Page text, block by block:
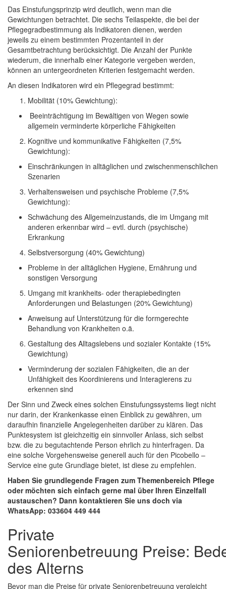
Das Einstufungsprinzip wird deutlich, wenn man die
Gewichtungen betrachtet. Die sechs Teilaspekte, die bei der
Pflegegradbestimmung als Indikatoren dienen, werden
jeweils zu einem bestimmten Prozentanteil in der
Gesamtbetrachtung berücksichtigt. Die Anzahl der Punkte
wiederum, die innerhalb einer Kategorie vergeben werden,
können an untergeordneten Kriterien festgemacht werden.
An diesen Indikatoren wird ein Pflegegrad bestimmt:
Mobilität (10% Gewichtung):
Beeinträchtigung im Bewältigen von Wegen sowie
allgemein verminderte körperliche Fähigkeiten
Kognitive und kommunikative Fähigkeiten (7,5%
Gewichtung):
Einschränkungen in alltäglichen und zwischenmenschlichen
Szenarien
Verhaltensweisen und psychische Probleme (7,5%
Gewichtung):
Schwächung des Allgemeinzustands, die im Umgang mit
anderen erkennbar wird – evtl. durch (psychische)
Erkrankung
Selbstversorgung (40% Gewichtung)
Probleme in der alltäglichen Hygiene, Ernährung und
sonstigen Versorgung
Umgang mit krankheits- oder therapiebedingten
Anforderungen und Belastungen (20% Gewichtung)
Anweisung auf Unterstützung für die formgerechte
Behandlung von Krankheiten o.ä.
Gestaltung des Alltagslebens und sozialer Kontakte (15%
Gewichtung)
Verminderung der sozialen Fähigkeiten, die an der
Unfähigkeit des Koordinierens und Interagierens zu
erkennen sind
Der Sinn und Zweck eines solchen Einstufungssystems liegt nicht
nur darin, der Krankenkasse einen Einblick zu gewähren, um
daraufhin finanzielle Angelegenheiten darüber zu klären. Das
Punktesystem ist gleichzeitig ein sinnvoller Anlass, sich selbst
bzw. die zu begutachtende Person ehrlich zu hinterfragen. Da
eine solche Vorgehensweise generell auch für den Picobello –
Service eine gute Grundlage bietet, ist diese zu empfehlen.
Haben Sie grundlegende Fragen zum Themenbereich Pflege
oder möchten sich einfach gerne mal über Ihren Einzelfall
austauschen? Dann kontaktieren Sie uns doch via
WhatsApp: 033604 449 444
Private
Seniorenbetreuung Preise:
des Alterns
Bevor man die Preise für private Seniorenbetreuung vergleicht